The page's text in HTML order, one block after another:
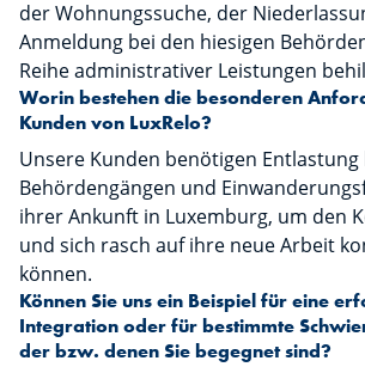
der Wohnungssuche, der
Anmeldung bei den hiesigen
Reihe administrativer Leistungen
Worin bestehen die besonderen
Kunden von LuxRelo?
Unsere Kunden benötigen Entlastung
Behördengängen und
ihrer Ankunft in Luxemburg, um den
und sich rasch auf ihre neue Arbeit
können.
Können Sie uns ein Beispiel für eine
Integration oder für bestimmte
der bzw. denen Sie begegnet sind?